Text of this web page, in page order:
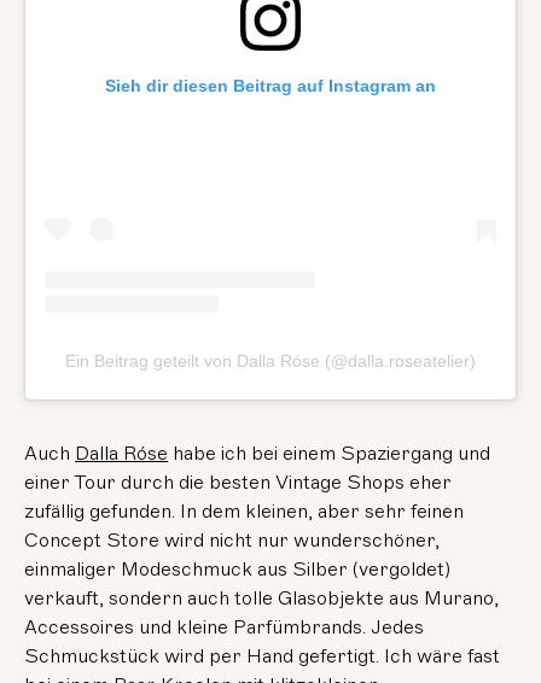
Sieh dir diesen Beitrag auf Instagram an
Ein Beitrag geteilt von Dalla Róse (@dalla.roseatelier)
Auch Dalla Róse habe ich bei einem Spaziergang und
einer Tour durch die besten Vintage Shops eher
zufällig gefunden. In dem kleinen, aber sehr feinen
Concept Store wird nicht nur wunderschöner,
einmaliger Modeschmuck aus Silber (vergoldet)
verkauft, sondern auch tolle Glasobjekte aus Murano,
Accessoires und kleine Parfümbrands. Jedes
Schmuckstück wird per Hand gefertigt. Ich wäre fast